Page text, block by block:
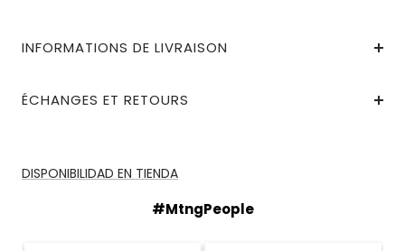
INFORMATIONS DE LIVRAISON
ÉCHANGES ET RETOURS
DISPONIBILIDAD EN TIENDA
#MtngPeople